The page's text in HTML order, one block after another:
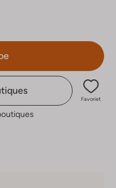
Favoriet